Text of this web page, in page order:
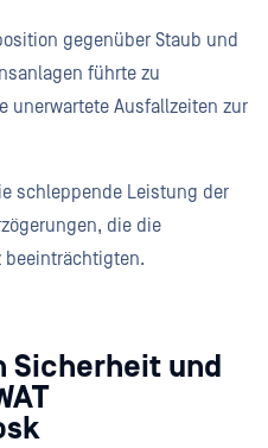
gegenüber Staub und
führte zu
unerwartete Ausfallzeiten zur
schleppende Leistung der
die die
beeinträchtigten.
Sicherheit und